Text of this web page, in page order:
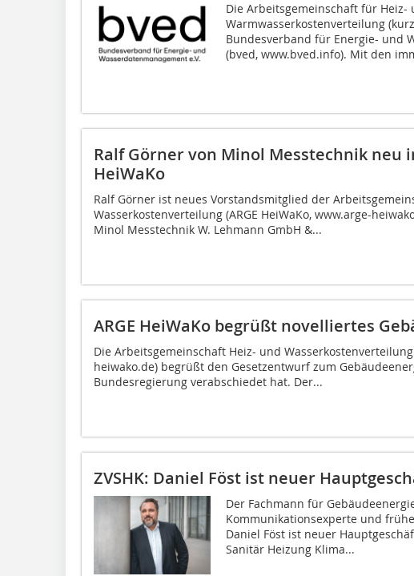
Die Arbeitsgemeinschaft für Heiz-
Warmwasserkostenverteilung
Bundesverband für Energie- und
(bved, www.bved.info). Mit den
Ralf Görner von Minol Messtechnik neu
HeiWaKo
Ralf Görner ist neues Vorstandsmitglied der
Wasserkostenverteilung (ARGE HeiWaKo, www.arge-
Minol Messtechnik W. Lehmann GmbH &...
ARGE HeiWaKo begrüßt novelliertes
Die Arbeitsgemeinschaft Heiz- und Wasserkostenverteilung
heiwako.de) begrüßt den Gesetzentwurf zum
Bundesregierung verabschiedet hat. Der...
ZVSHK: Daniel Föst ist neuer
Der Fachmann für
Kommunikationsexperte und
Daniel Föst ist neuer
Sanitär Heizung Klima...